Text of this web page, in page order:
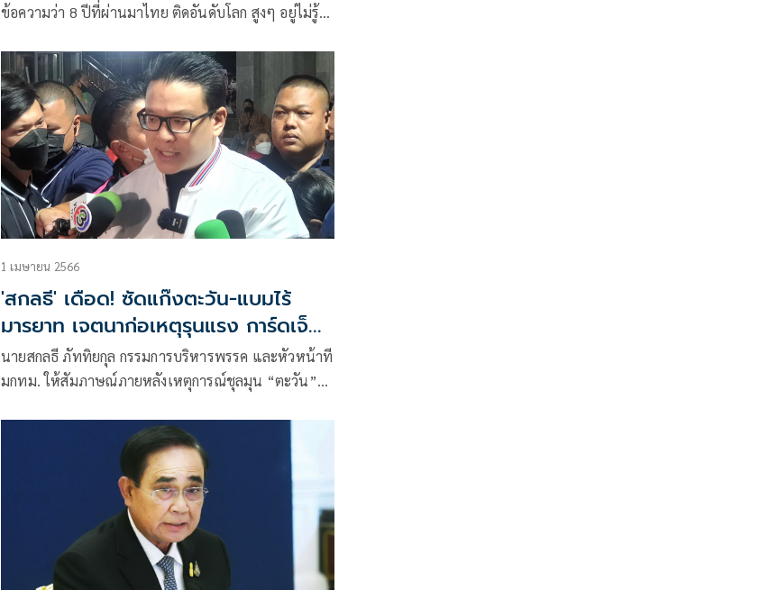
ข้อความว่า 8 ปีที่ผ่านมาไทย ติดอันดับโลก สูงๆ อยู่ไม่รู้กี่
1 เมษายน 2566
'สกลธี' เดือด! ซัดแก๊งตะวัน-แบมไร้
มารยาท เจตนาก่อเหตุรุนแรง การ์ดเจ็บ
4 จ่อแจ้งความ
นายสกลธี ภัททิยกุล กรรมการบริหารพรรค และหัวหน้าที
มกทม. ให้สัมภาษณ์ภายหลังเหตุการณ์ชุลมุน “ตะวัน”
กิจกรรมอิสระ พร้อมกลุ่มได้มาทำกิจกรรมเคลื่อนไหวที่
เวทีปราศรัยย่อยพลังประชารัฐ ว่า พรรคพลังประชารัฐ
ตั้งใจมาปราศรัยพบปะพี่น้องชาวกรุงเทพฯ